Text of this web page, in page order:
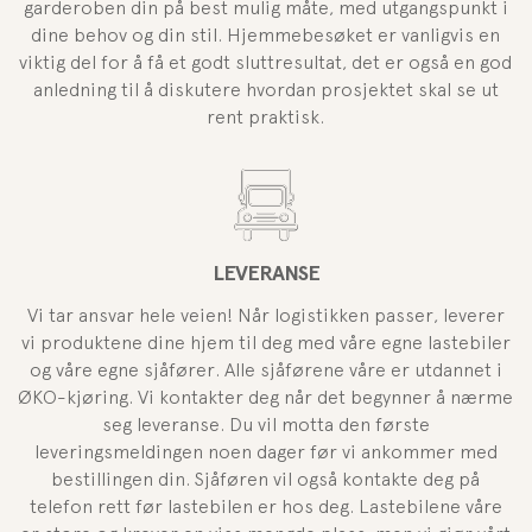
garderoben din på best mulig måte, med utgangspunkt i
dine behov og din stil. Hjemmebesøket er vanligvis en
viktig del for å få et godt sluttresultat, det er også en god
anledning til å diskutere hvordan prosjektet skal se ut
rent praktisk.
LEVERANSE
Vi tar ansvar hele veien! Når logistikken passer, leverer
vi produktene dine hjem til deg med våre egne lastebiler
og våre egne sjåfører. Alle sjåførene våre er utdannet i
ØKO-kjøring. Vi kontakter deg når det begynner å nærme
seg leveranse. Du vil motta den første
leveringsmeldingen noen dager før vi ankommer med
bestillingen din. Sjåføren vil også kontakte deg på
telefon rett før lastebilen er hos deg. Lastebilene våre